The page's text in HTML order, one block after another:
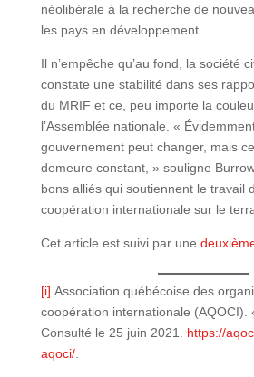
néolibérale à la recherche de
les pays en développement.
Il n’empêche qu’au fond, la société
constate une stabilité dans ses
du MRIF et ce, peu importe la
l’Assemblée nationale. «
gouvernement peut changer, mais
demeure constant, » souligne
bons alliés qui soutiennent le travail
coopération internationale sur le
Cet article est suivi par une
[i] Association québécoise des
coopération internationale (AQOCI).
Consulté le 25 juin 2021. https://
aqoci/.